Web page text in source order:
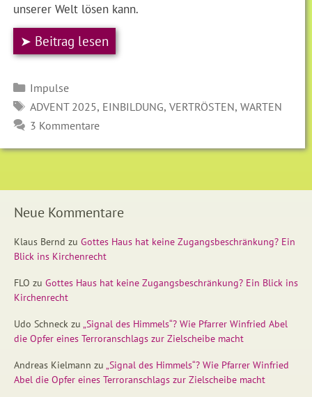
unserer Welt lösen kann.
➤ Beitrag lesen
Kategorien
Impulse
SCHLAGWÖRTER
ADVENT 2025, EINBILDUNG, VERTRÖSTEN, WARTEN
3 Kommentare
Neue Kommentare
Klaus Bernd zu Gottes Haus hat keine Zugangsbeschränkung? Ein
Blick ins Kirchenrecht
FLO zu Gottes Haus hat keine Zugangsbeschränkung? Ein Blick ins
Kirchenrecht
Udo Schneck zu „Signal des Himmels“? Wie Pfarrer Winfried Abel
die Opfer eines Terroranschlags zur Zielscheibe macht
Andreas Kielmann zu „Signal des Himmels“? Wie Pfarrer Winfried
Abel die Opfer eines Terroranschlags zur Zielscheibe macht